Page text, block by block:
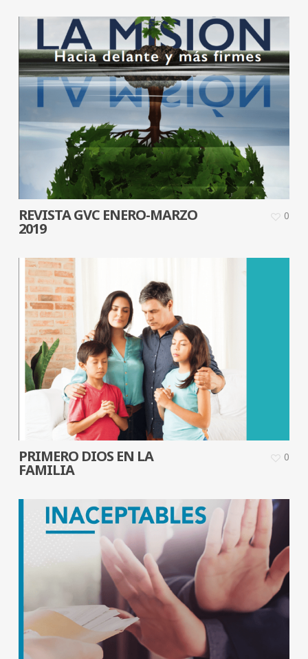
REVISTA GVC ENERO-MARZO
2019
0
PRIMERO DIOS EN LA
FAMILIA
0